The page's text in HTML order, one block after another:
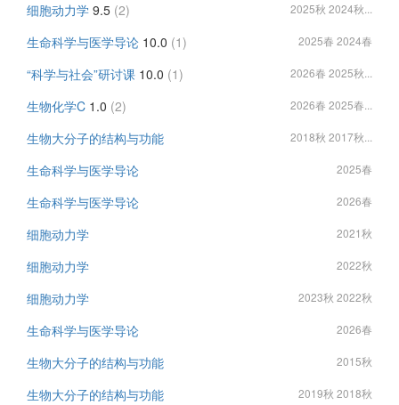
细胞动力学 9.5 (2) 2025秋 2024秋...
生命科学与医学导论 10.0 (1) 2025春 2024春
“科学与社会”研讨课 10.0 (1) 2026春 2025秋...
生物化学C 1.0 (2) 2026春 2025春...
生物大分子的结构与功能 2018秋 2017秋...
生命科学与医学导论 2025春
生命科学与医学导论 2026春
细胞动力学 2021秋
细胞动力学 2022秋
细胞动力学 2023秋 2022秋
生命科学与医学导论 2026春
生物大分子的结构与功能 2015秋
生物大分子的结构与功能 2019秋 2018秋